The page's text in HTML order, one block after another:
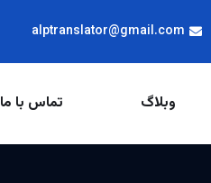
alptranslator@gmail.com
وبلاگ تماس با ما